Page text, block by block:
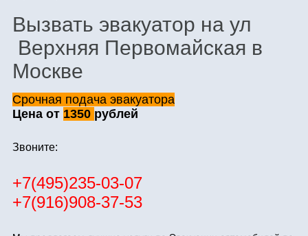
Вызвать эвакуатор на ул
Верхняя Первомайская в
Москве
Срочная подача эвакуатора
Цена от 1350 рублей
Звоните:
+7(495)235-03-07
+7(916)908-37-53